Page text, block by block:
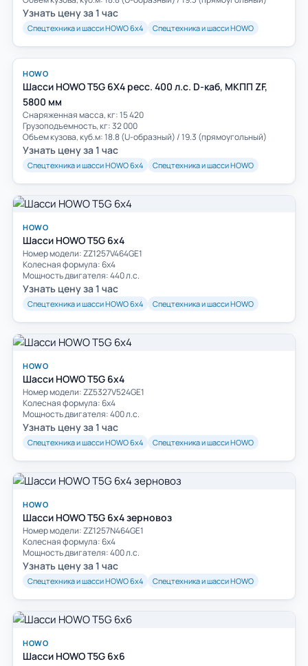
Узнать цену за 1 час
Спецтехника и шасси HOWO 6х4 Спецтехника и шасси HOWO
HOWO
Шасси HOWO T5G 6Х4 ресс. 400 л.с. D-каб, МКПП ZF,
5800 мм
Снаряженная масса, кг: 15 420
Грузоподъемность, кг: 32 000
Объем кузова, куб.м: 18.8 (U-образный) / 19.3 (прямоугольный)
Узнать цену за 1 час
Спецтехника и шасси HOWO 6х4 Спецтехника и шасси HOWO
HOWO
Шасси HOWO T5G 6x4
Номер модели: ZZ1257V464GE1
Колесная формула: 6х4
Мощность двигателя: 440 л.с.
Узнать цену за 1 час
Спецтехника и шасси HOWO 6х4 Спецтехника и шасси HOWO
HOWO
Шасси HOWO Т5G 6x4
Номер модели: ZZ5327V524GE1
Колесная формула: 6х4
Мощность двигателя: 400 л.с.
Узнать цену за 1 час
Спецтехника и шасси HOWO 6х4 Спецтехника и шасси HOWO
HOWO
Шасси HOWO Т5G 6x4 зерновоз
Номер модели: ZZ1257N464GE1
Колесная формула: 6х4
Мощность двигателя: 400 л.с.
Узнать цену за 1 час
Спецтехника и шасси HOWO 6х4 Спецтехника и шасси HOWO
HOWO
Шасси HOWO T5G 6x6